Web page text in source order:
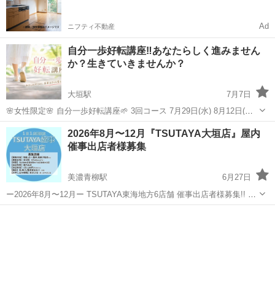
ニフティ不動産 Ad
自分一歩好転講座‼️あなたらしく進みません
か？生きていきませんか？
大垣駅
7月7日
🌸女性限定🌸 自分一歩好転講座🌱 3回コース 7月29日(水) 8月12日(水)
8月26日(水) 全3時間の講座 12時半から3時半ごろ オンラインzoom 携
帯からでも簡単にご参加出来ます＾＾ 2週間...
岐阜 大垣市 大垣駅 ワークショップ 怒り
2026年8月〜12月『TSUTAYA大垣店』屋内
催事出店者様募集
美濃青柳駅
6月27日
ー2026年8月〜12月ー TSUTAYA東海地方6店舗 催事出店者様募集!! 毎
日1店舗催事出店者様を募集中!! ・平日の出店場所がない.. ・固定の出